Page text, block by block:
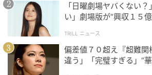
に、山下さんに『英語どうやって勉
か』と聞いて教えていただいたりし
語の勉強方法を教えてもらったと明
同じくミネルヴァ不動産で働く花澤
「日曜劇場ヤバくない
い」劇場版が“興収１５
TRILL ニュース
偏差値７０超え『超難
違う」「完璧すぎる」“